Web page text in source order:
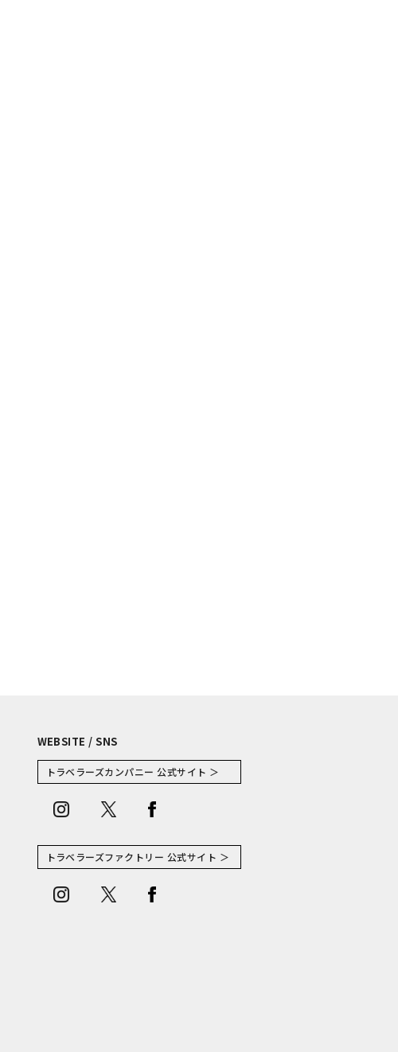
WEBSITE / SNS
トラベラーズカンパニー 公式サイト ＞
トラベラーズファクトリー 公式サイト ＞